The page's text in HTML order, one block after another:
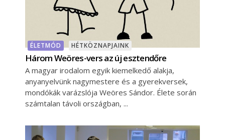
ÉLETMÓD HÉTKÖZNAPJAINK
Három Weöres-vers az új esztendőre
A magyar irodalom egyik kiemelkedő alakja,
anyanyelvünk nagymestere és a gyerekversek,
mondókák varázslója Weöres Sándor. Élete során
számtalan távoli országban,